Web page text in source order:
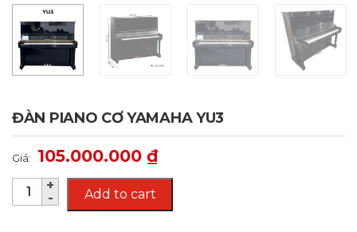
ĐÀN PIANO CƠ YAMAHA YU3
Giá: 105.000.000 ₫
Add to cart